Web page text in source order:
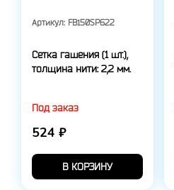
Артикул: FB150SP622
Сетка гашения (1 шт.),
толщина нити: 2,2 мм.
Под заказ
524 ₽
В КОРЗИНУ